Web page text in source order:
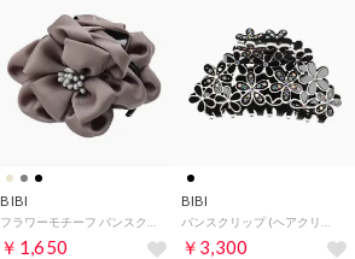
BIBI
￥1,650
BIBI
￥3,300